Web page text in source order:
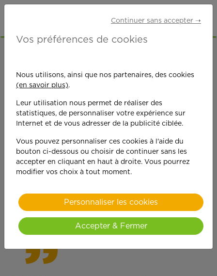
On est toujours plus
performant
quand on y met du
cœur !
Continuer sans accepter ➝
Vos préférences de cookies
Nous utilisons, ainsi que nos partenaires, des cookies
(en savoir plus).
Leur utilisation nous permet de réaliser des
statistiques, de personnaliser votre expérience sur
Internet et de vous adresser de la publicité ciblée.
Vous pouvez personnaliser ces cookies à l'aide du
bouton ci-dessous ou choisir de continuer sans les
accepter en cliquant en haut à droite. Vous pourrez
modifier vos choix à tout moment.
Personnaliser les cookies
Accepter & Fermer